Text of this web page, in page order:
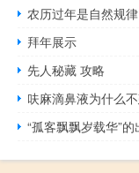
农历过年是自然规律
拜年展示
先人秘藏 攻略
呋麻滴鼻液为什么
“孤客飘飘岁载华”